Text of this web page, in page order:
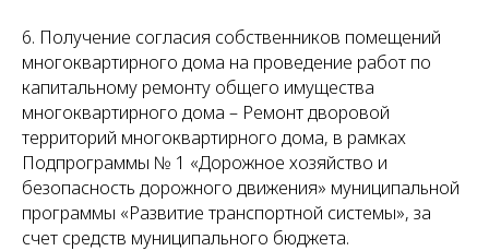
6. Получение согласия собственников помещений
многоквартирного дома на проведение работ по
капитальному ремонту общего имущества
многоквартирного дома – Ремонт дворовой
территорий многоквартирного дома, в рамках
Подпрограммы № 1 «Дорожное хозяйство и
безопасность дорожного движения» муниципальной
программы «Развитие транспортной системы», за
счет средств муниципального бюджета.